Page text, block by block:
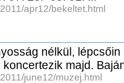
apr12/bekeltet.html
nélkül,
koncertezik majd.
june12/muzej.html